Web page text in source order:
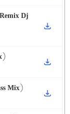
Dj
Mix)